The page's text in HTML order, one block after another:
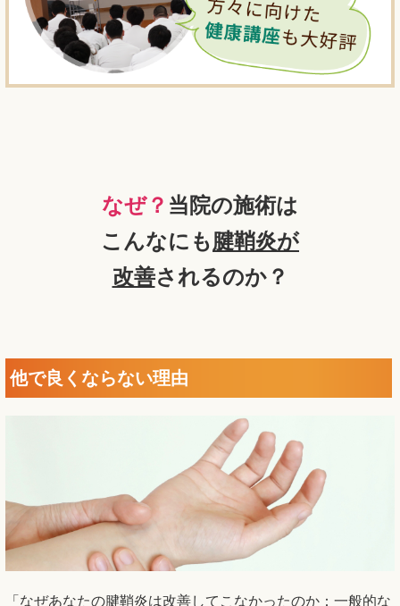
なぜ？ 当院の施術は
こんなにも腱鞘炎が
改善されるのか？
他で良くならない理由
「なぜあなたの腱鞘炎は改善してこなかったのか：一般的な